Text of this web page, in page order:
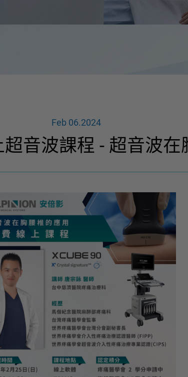
紹
X-CUBE 90 X-CUBE
E-CUEB 8 Series
Feb 06.2024
音波課程 - 超音波在